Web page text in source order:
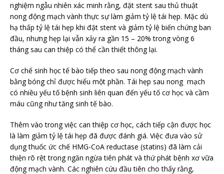
nghiệm ngẫu nhiên xác minh rằng, đặt stent sau thủ thuật
nong động mạch vành thực sự làm giảm tỷ lệ tái hẹp. Mặc dù
hạ thấp tỷ lệ tái hẹp khi đặt stent và giảm tỷ lệ biến chứng ban
đầu, nhưng hẹp lại vẫn xảy ra gần 15 – 20% trong vòng 6
tháng sau can thiệp có thể cần thiết thông lại.
Cơ chế sinh học tế bào tiếp theo sau nong động mạch vành
bằng bóng chỉ được hiểu một phần. Tái hẹp sau nong mạch
có nhiều yếu tố bệnh sinh liên quan đến yếu tố cơ học và cầm
máu cũng như tăng sinh tế bào.
Thêm vào trong việc can thiệp cơ học, cách tiếp cận được học
là làm giảm tỷ lệ tái hẹp đã được đánh giá. Việc đưa vào sử
dụng thuốc ức chế HMG-CoA reductase (statins) đã làm cải
thiện rõ rệt trong ngăn ngừa tiên phát và thứ phát bệnh xơ vữa
động mạch vành. Các nghiên cứu đầu tiên cho thấy rằng,